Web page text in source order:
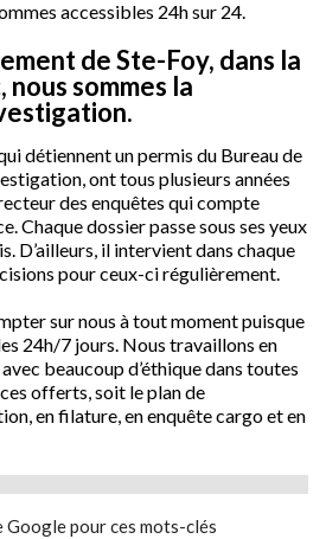
accessibles 24h sur 24.
de Ste-Foy, dans la
sommes la
détiennent un permis du Bureau de
ont tous plusieurs années
des enquêtes qui compte
Chaque dossier passe sous ses yeux
D’ailleurs, il intervient dans chaque
pour ceux-ci régulièrement.
sur nous à tout moment puisque
24h/7 jours. Nous travaillons en
beaucoup d’éthique dans toutes
offerts, soit le plan de
en filature, en enquête cargo et en
Google pour ces mots-clés